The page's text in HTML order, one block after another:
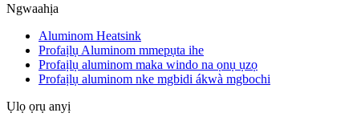
Ngwaahịa
Aluminom Heatsink
Profaịlụ Aluminom mmepụta ihe
Profaịlụ aluminom maka windo na ọnụ ụzọ
Profaịlụ aluminom nke mgbidi ákwà mgbochi
Ụlọ ọrụ anyị